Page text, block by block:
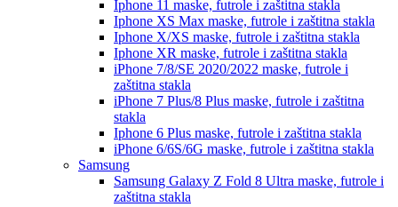
Iphone 11 maske, futrole i zaštitna stakla
Iphone XS Max maske, futrole i zaštitna stakla
Iphone X/XS maske, futrole i zaštitna stakla
Iphone XR maske, futrole i zaštitna stakla
iPhone 7/8/SE 2020/2022 maske, futrole i
zaštitna stakla
iPhone 7 Plus/8 Plus maske, futrole i zaštitna
stakla
Iphone 6 Plus maske, futrole i zaštitna stakla
iPhone 6/6S/6G maske, futrole i zaštitna stakla
Samsung
Samsung Galaxy Z Fold 8 Ultra maske, futrole i
zaštitna stakla